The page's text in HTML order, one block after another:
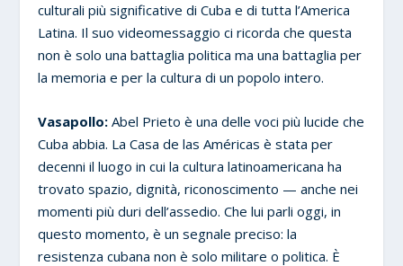
culturali più significative di Cuba e di tutta l’America
Latina. Il suo videomessaggio ci ricorda che questa
non è solo una battaglia politica ma una battaglia per
la memoria e per la cultura di un popolo intero.
Vasapollo: Abel Prieto è una delle voci più lucide che
Cuba abbia. La Casa de las Américas è stata per
decenni il luogo in cui la cultura latinoamericana ha
trovato spazio, dignità, riconoscimento — anche nei
momenti più duri dell’assedio. Che lui parli oggi, in
questo momento, è un segnale preciso: la
resistenza cubana non è solo militare o politica. È